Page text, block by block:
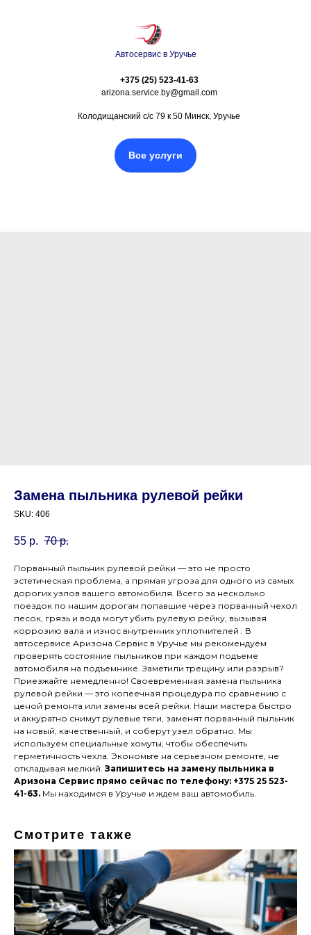
Автосервис в Уручье
+375 (25) 523-41-63
arizona.service.by@gmail.com
Колодищанский с/с 79 к 50 Минск, Уручье
Все услуги
Замена пыльника рулевой рейки
SKU: 406
55 р. 70 р.
Порванный пыльник рулевой рейки — это не просто
эстетическая проблема, а прямая угроза для одного из самых
дорогих узлов вашего автомобиля. Всего за несколько
поездок по нашим дорогам попавшие через порванный чехол
песок, грязь и вода могут убить рулевую рейку, вызывая
коррозию вала и износ внутренних уплотнителей . В
автосервисе Аризона Сервис в Уручье мы рекомендуем
проверять состояние пыльников при каждом подъеме
автомобиля на подъемнике. Заметили трещину или разрыв?
Приезжайте немедленно! Своевременная замена пыльника
рулевой рейки — это копеечная процедура по сравнению с
ценой ремонта или замены всей рейки. Наши мастера быстро
и аккуратно снимут рулевые тяги, заменят порванный пыльник
на новый, качественный, и соберут узел обратно. Мы
используем специальные хомуты, чтобы обеспечить
герметичность чехла. Экономьте на серьезном ремонте, не
откладывая мелкий. Запишитесь на замену пыльника в
Аризона Сервис прямо сейчас по телефону: +375 25 523-
41-63. Мы находимся в Уручье и ждем ваш автомобиль.
Смотрите также